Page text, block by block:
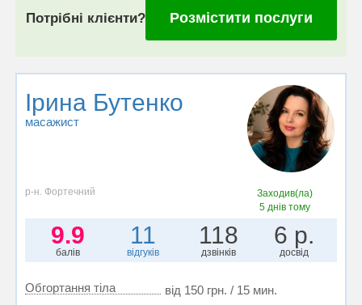
Потрібні клієнти? Розмістити послуги
Ірина Бутенко
масажист
р-н. Фортечний
Заходив(ла)
5 днів тому
9.9
балів
11
відгуків
118
дзвінків
6 р.
досвід
Обгортання тіла
від 150 грн. / 15 мин.